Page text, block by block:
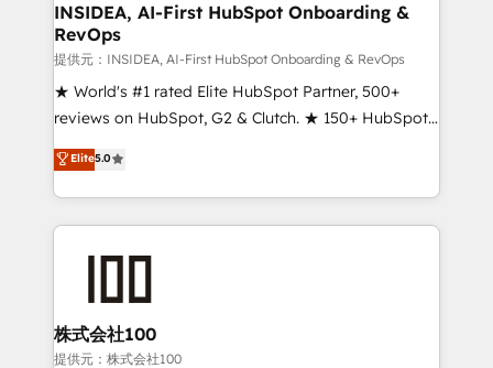
INSIDEA, AI-First HubSpot Onboarding &
RevOps
提供元：INSIDEA, AI-First HubSpot Onboarding & RevOps
★ World's #1 rated Elite HubSpot Partner, 500+
reviews on HubSpot, G2 & Clutch. ★ 150+ HubSpot
Certified Experts & Trainers across the team ★
1,500+ implementations across five continents ★ AI-
First, RevOps-led, Onboarding obsessed ★
Company of the Year 2024/25 INSIDEA helps
and build AI-powered workflows that drive adoption
from week one, in your time zone. What we do ➤
Onboarding: Live in weeks, with workflows built
Elite5.0
株式会社100
提供元：株式会社100